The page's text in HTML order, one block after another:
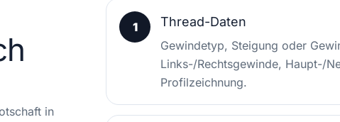
in
1 Thread-Daten
Gewindetyp, Steigung oder
Links-/Rechtsgewinde, Haupt-/
Profilzeichnung.